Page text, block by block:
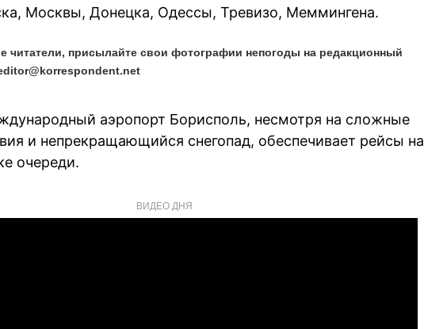
Москвы, Донецка, Одессы, Тревизо, Меммингена.
читатели, присылайте свои фотографии непогоды на редакционный
аэропорт Борисполь, несмотря на сложные
и непрекращающийся снегопад, обеспечивает рейсы на
очереди.
ВИДЕО ДНЯ